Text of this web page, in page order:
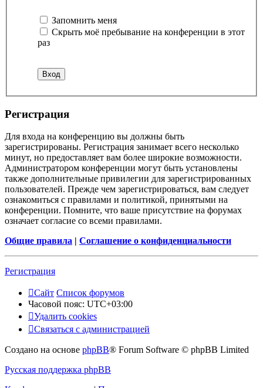
Запомнить меня
Скрыть моё пребывание на конференции в этот
раз
Регистрация
Для входа на конференцию вы должны быть
зарегистрированы. Регистрация занимает всего несколько
минут, но предоставляет вам более широкие возможности.
Администратором конференции могут быть установлены
также дополнительные привилегии для зарегистрированных
пользователей. Прежде чем зарегистрироваться, вам следует
ознакомиться с правилами и политикой, принятыми на
конференции. Помните, что ваше присутствие на форумах
означает согласие со всеми правилами.
Общие правила | Соглашение о конфиденциальности
Регистрация
Сайт Список форумов
Часовой пояс: UTC+03:00
Удалить cookies
Связаться с администрацией
Создано на основе phpBB® Forum Software © phpBB Limited
Русская поддержка phpBB